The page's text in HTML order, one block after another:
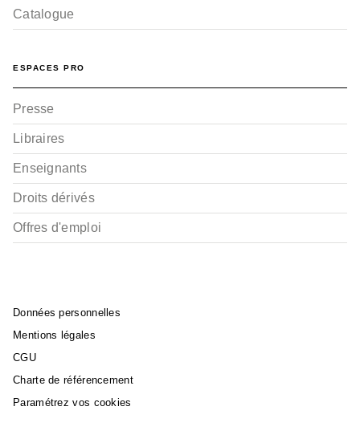
Catalogue
ESPACES PRO
Presse
Libraires
Enseignants
Droits dérivés
Offres d'emploi
Données personnelles
Mentions légales
CGU
Charte de référencement
Paramétrez vos cookies